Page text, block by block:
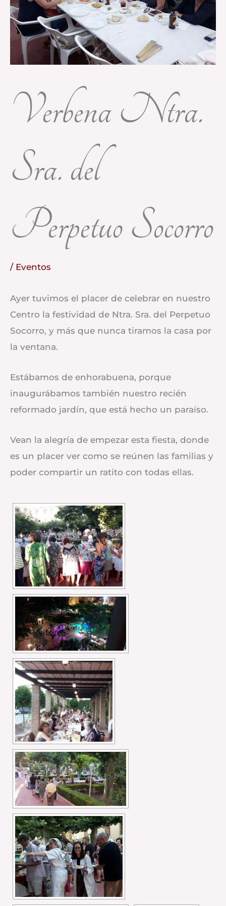
Verbena Ntra.
Sra. del
Perpetuo Socorro
/ Eventos
Ayer tuvimos el placer de celebrar en nuestro
Centro la festividad de Ntra. Sra. del Perpetuo
Socorro, y más que nunca tiramos la casa por
la ventana.
Estábamos de enhorabuena, porque
inaugurábamos también nuestro recién
reformado jardín, que está hecho un paraíso.
Vean la alegría de empezar esta fiesta, donde
es un placer ver como se reúnen las familias y
poder compartir un ratito con todas ellas.